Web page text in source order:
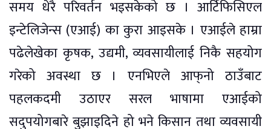
समय धेरै परिवर्तन भइसकेको छ । आर्टिफिसिएल
इन्टेलिजेन्स (एआई) का कुरा आइसके । एआईले हाम्रा
पढेलेखेका कृषक, उद्यमी, व्यवसायीलाई निकै सहयोग
गरेको अवस्था छ । एनभिएले आफ्‌नो ठाउँबाट
पहलकदमी उठाएर सरल भाषामा एआईको
सदुपयोगबारे बुझाइदिने हो भने किसान तथा व्यवसायी